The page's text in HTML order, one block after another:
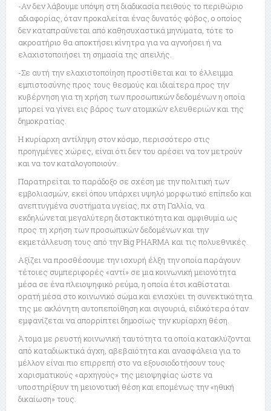
-Αν δεν λάβουμε υπόψη στη διαδικασία πειθούς το περιθώριο
αδιαφορίας, όταν προκαλείται ένας δυνατός φόβος, ο οποίος
δεν καταπραΰνεται από καθησυχαστικά μηνύματα, τότε το
ακροατήριο θα αποκτήσει κίνητρα για να αγνοήσει ή να
ελαχιστοποιήσει τη σημασία της απειλής.
-Σε αυτή την ελαχιστοποίηση προστίθεται και το έλλειμμα
εμπιστοσύνης προς τους θεσμούς και ιδιαίτερα προς την
κυβέρνηση για τη χρήση των προσωπικών δεδομένων η οποία
μπορεί να γίνει εις βάρος των ατομικών ελευθεριών και της
δημοκρατίας.
Η κυρίαρχη αντίληψη στον κόσμο, περισσότερο στις
προηγμένες χώρες, είναι ότι δεν του αρέσει να τον μετρούν
και να τον καταλογοποιούν.
Παρατηρείται το παράδοξο σε σχέση με την πολιτική των
εμβολιασμών, εκεί όπου υπάρχει υψηλό μορφωτικό επίπεδο και
ανεπτυγμένα συστήματα υγείας, πχ στη Γαλλία, να
εκδηλώνεται μεγαλύτερη διστακτικότητα και αμφιθυμία ως
προς τη χρήση των προσωπικών δεδομένων και την
εκμετάλλευση τους από την Big PHARMA και τις πολυεθνικές.
Αξίζει να προσθέσουμε την ισχυρή έλξη την οποία παράγουν
τέτοιες συμπεριφορές «αντί» σε μια κοινωνική μειονότητα
μέσα σε ένα πλειοψηφικό ρεύμα, η οποία έτσι καθίσταται
ορατή μέσα στο κοινωνικό σώμα και ενισχύει τη συνεκτικότητα
της με ακλόνητη αυτοπεποίθηση και σιγουριά, ειδικότερα όταν
εμφανίζεται να απορρίπτει δημοσίως την κυρίαρχη θέση.
Άτομα με ρευστή κοινωνική ταυτότητα τα οποία κατακλύζονται
από καταδιωκτικά άγχη, αβεβαιότητα και ανασφάλεια για το
μέλλον είναι πιο επιρρεπή στο να εξουσιοδοτήσουν τους
χαρισματικούς «αρχηγούς» της μειοψηφίας ώστε να
υποστηρίξουν τη μειονοτική θέση και επομένως την «ηθική
δικαίωση» τους.